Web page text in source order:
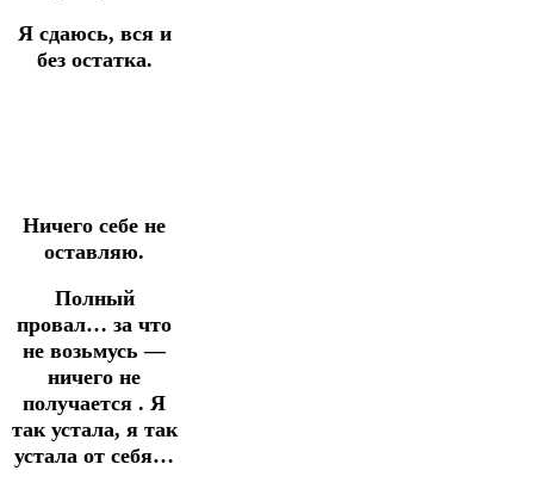
Я сдаюсь, вся и
без остатка.
Ничего себе не
оставляю.
Полный
провал… за что
не возьмусь —
ничего не
получается . Я
так устала, я так
устала от себя…